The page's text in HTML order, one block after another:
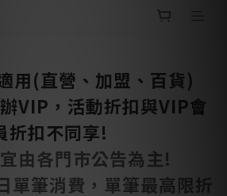
用(直營、加盟、百貨)
VIP，活動折扣與VIP會
折扣不同享!
由各門市公告為主!
單筆消費，單筆最高限折